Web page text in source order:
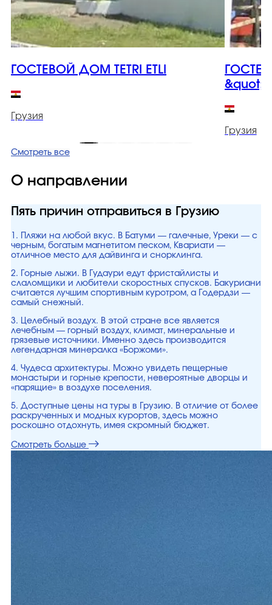
ГОСТЕВОЙ ДОМ TETRI ETLI
Грузия
Грузия
Смотреть все
О направлении
Пять причин отправиться в Грузию
1. Пляжи на любой вкус. В Батуми — галечные, Уреки — с
черным, богатым магнетитом песком, Квариати —
отличное место для дайвинга и снорклинга.
2. Горные лыжи. В Гудаури едут фристайлисты и
слаломщики и любители скоростных спусков. Бакуриани
считается лучшим спортивным куротром, а Годердзи —
самый снежный.
3. Целебный воздух. В этой стране все является
лечебным — горный воздух, климат, минеральные и
грязевые источники. Именно здесь производится
легендарная минералка «Боржоми».
4. Чудеса архитектуры. Можно увидеть пещерные
монастыри и горные крепости, невероятные дворцы и
«парящие» в воздухе поселения.
5. Доступные цены на туры в Грузию. В отличие от более
раскрученных и модных курортов, здесь можно
роскошно отдохнуть, имея скромный бюджет.
Смотреть больше